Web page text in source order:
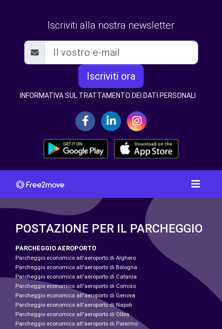
Iscriviti alla nostra newsletter
Iscriviti ora
INFORMATIVA SUL TRATTAMENTO DEI DATI PERSONALI
POSTAZIONE PER IL PARCHEGGIO
PARCHEGGIO AEROPORTO
Parcheggio economico all'aeroporto di Alghero
Parcheggio economico all'aeroporto di Bologna
Parcheggio economico all'aeroporto di Catania
Parcheggio economico all'aeroporto di Comiso
Parcheggio economico all'aeroporto di Genova
Parcheggio economico all'aeroporto di Napoli
Parcheggio economico all'aeroporto di Olbia
Parcheggio economico all'aeroporto di Palermo